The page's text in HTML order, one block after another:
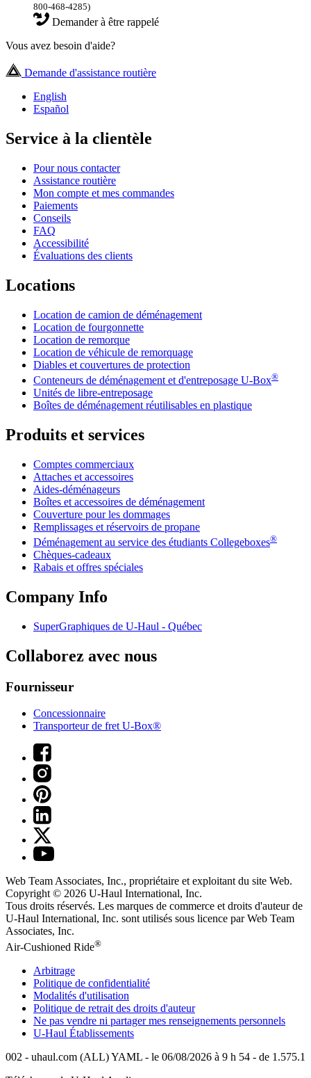
800-468-4285)
Demander à être rappelé
Vous avez besoin d'aide?
Demande d'assistance routière
English
Español
Service à la clientèle
Pour nous contacter
Assistance routière
Mon compte et mes commandes
Paiements
Conseils
FAQ
Accessibilité
Évaluations des clients
Locations
Location de camion de déménagement
Location de fourgonnette
Location de remorque
Location de véhicule de remorquage
Diables et couvertures de protection
Conteneurs de déménagement et d'entreposage U-Box®
Unités de libre-entreposage
Boîtes de déménagement réutilisables en plastique
Produits et services
Comptes commerciaux
Attaches et accessoires
Aides-déménageurs
Boîtes et accessoires de déménagement
Couverture pour les dommages
Remplissages et réservoirs de propane
Déménagement au service des étudiants Collegeboxes®
Chèques-cadeaux
Rabais et offres spéciales
Company Info
SuperGraphiques de U-Haul - Québec
Collaborez avec nous
Fournisseur
Concessionnaire
Transporteur de fret U-Box®
Web Team Associates, Inc., propriétaire et exploitant du site Web.
Copyright © 2026 U-Haul International, Inc.
Tous droits réservés. Les marques de commerce et droits d'auteur de
U-Haul International, Inc. sont utilisés sous licence par Web Team
Associates, Inc.
Air-Cushioned Ride®
Arbitrage
Politique de confidentialité
Modalités d'utilisation
Politique de retrait des droits d'auteur
Ne pas vendre ni partager mes renseignements personnels
U-Haul Établissements
002 - uhaul.com (ALL) YAML - le 06/08/2026 à 9 h 54 - de 1.575.1